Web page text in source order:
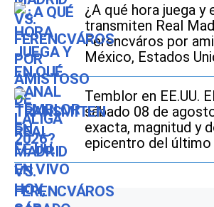
¿A qué hora juega y
transmiten Real
Ferencváros por
México, Estados
Temblor en EE.UU.
sábado 08 de
exacta, magnitud y
epicentro del último